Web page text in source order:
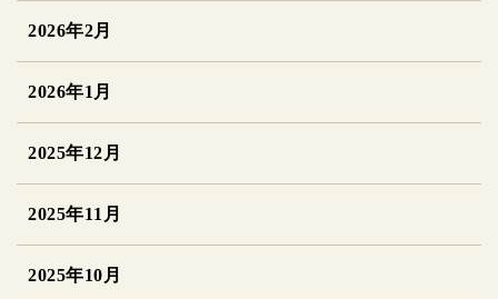
2026年2月
2026年1月
2025年12月
2025年11月
2025年10月